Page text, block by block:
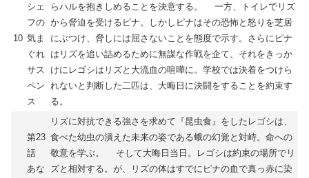
10
シェ
フの
気ま
ぐれ
サス
ペン
ス
らハルを抱きしめることを決意する。 一方、トイレでリズ
から脅迫を受けるピナ。しかしピナはその恐怖と怒りを芝居
にぶつけ、脅しには屈さないことを態度で示す。さらにピナ
はリズを追い詰めるために無謀な作戦を企て、それをきっか
けにレゴシはリズと大流血の喧嘩に。学校では決着をつけら
れないと判断した二匹は、大晦日に決闘をすることを約束す
る。
第23
話
あな
リズに対抗できる強さを求めて『昆虫食』をしたレゴシは、
食べた幼虫の潰えた未来の姿である蛾の幻覚と対峙。命への
敬意を学ぶ。 そして大晦日当日。レゴシは約束の場所でリ
ズと相対する。が、リズの体はすでにピナの血で真っ赤に染